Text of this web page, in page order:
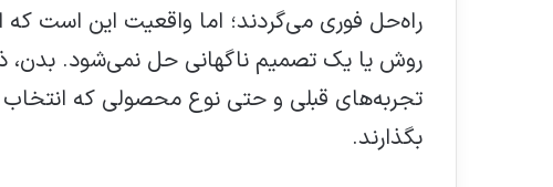
راه‌حل فوری می‌گردند؛ اما واقعیت این است
روش یا یک تصمیم ناگهانی حل نمی‌شود. بدن،
تجربه‌های قبلی و حتی نوع محصولی که
بگذارند.